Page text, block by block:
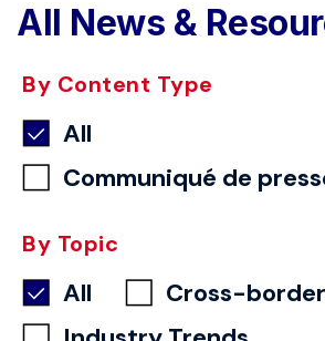
All News &
By Content Type
All
Communiqué de
By Topic
All
Cross-